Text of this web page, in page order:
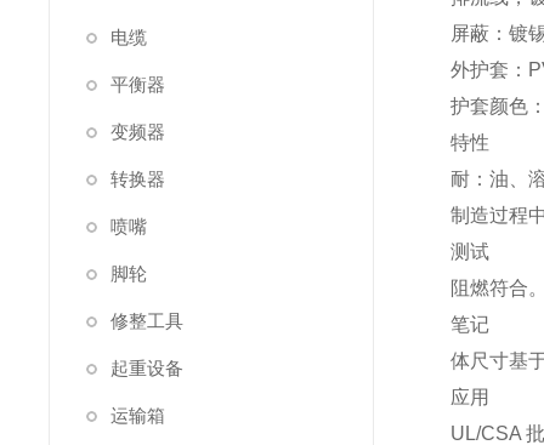
电缆
平衡器
变频器
转换器
喷嘴
脚轮
修整工具
起重设备
运输箱
屏蔽：镀
外护套：
护套颜色
特性
耐：油、
制造过程
测试
阻燃符合
笔记
体尺寸基
应用
UL/CSA